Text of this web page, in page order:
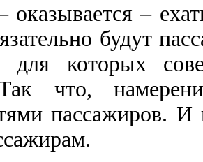
оказывается –
будут
которых
что,
пассажиров.